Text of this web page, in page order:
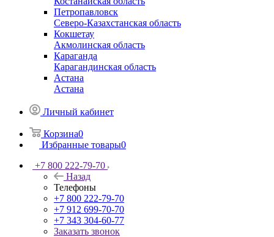
Петропавловск
Северо-Казахстанская область
Кокшетау
Акмолинская область
Караганда
Карагандинская область
Астана
Астана
Личный кабинет
Корзина0
Избранные товары0
+7 800 222-79-70
Назад
Телефоны
+7 800 222-79-70
+7 912 699-70-70
+7 343 304-60-77
Заказать звонок